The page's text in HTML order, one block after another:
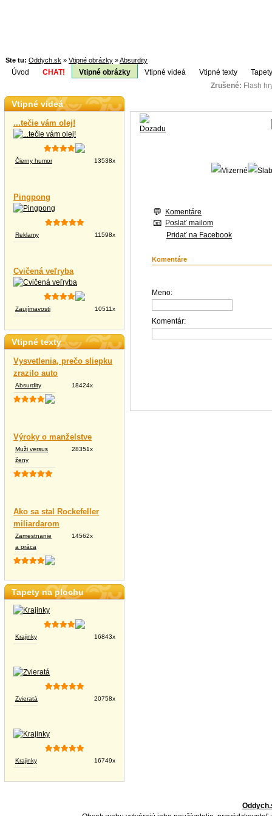
Ste tu: Oddych.sk » Vtipné obrázky »Absurdity
Úvod CHAT! Vtipné obrázky Vtipné videá Vtipné texty
Zrušené: Flash
Vtipné videá
...tečie vám olej!
Čierny humor 13538x
Pingpong
Reklamy 11598x
Cvičená veľryba
Zaujímavosti 10511x
Vtipné texty
Vysvetlenia, prečo sliepku
zrazilo auto
Absurdity 18424x
Výroky o manželstve
Muži versus
ženy
28351x
Ako sa stal Rockefeller
miliardarom
Zamestnanie
a práca
14562x
Tapety na plochu
Krajinky 16843x
Zvieratá 20758x
Krajinky 16749x
Komentáre
Poslať mailom
Pridať na Facebook
Komentáre
Meno:
Komentár: